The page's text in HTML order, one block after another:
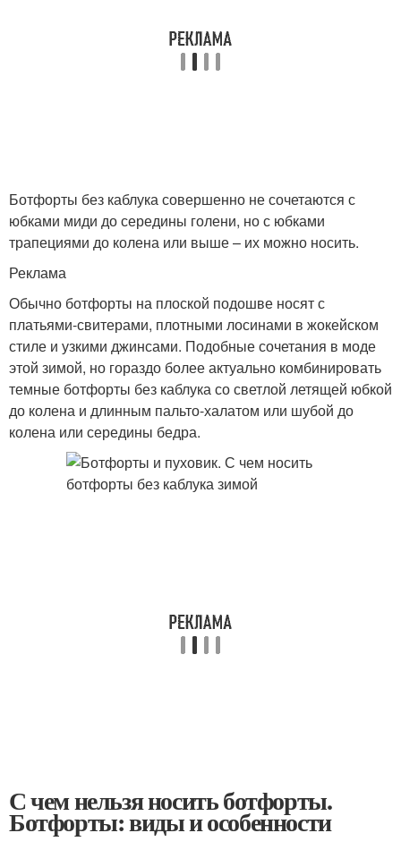
Ботфорты без каблука совершенно не сочетаются с
юбками миди до середины голени, но с юбками
трапециями до колена или выше – их можно носить.
Реклама
Обычно ботфорты на плоской подошве носят с
платьями-свитерами, плотными лосинами в жокейском
стиле и узкими джинсами. Подобные сочетания в моде
этой зимой, но гораздо более актуально комбинировать
темные ботфорты без каблука со светлой летящей юбкой
до колена и длинным пальто-халатом или шубой до
колена или середины бедра.
С чем нельзя носить ботфорты.
Ботфорты: виды и особенности